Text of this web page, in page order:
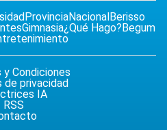
ProvinciaNacionalBerisso
Gimnasia¿Qué Hago?Begum
y Condiciones
de privacidad
IA
RSS